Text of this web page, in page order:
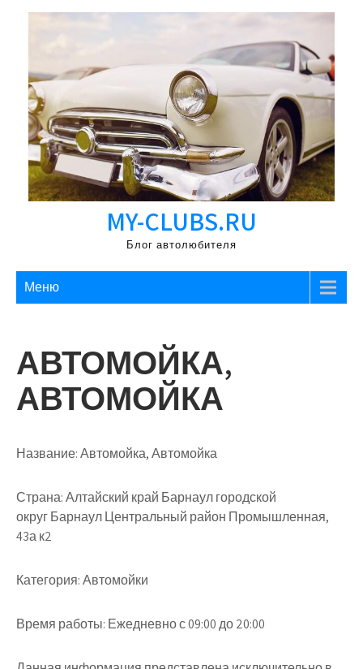
Перейти
MY-CLUBS.RU
Блог автолюбителя
Меню
АВТОМОЙКА,
АВТОМОЙКА
Название:Автомойка, Автомойка
Страна:Алтайский край Барнаул городской
округ Барнаул Центральный район Промышленная,
43а к2
Категория:Автомойки
Время работы: Ежедневно с 09:00 до 20:00